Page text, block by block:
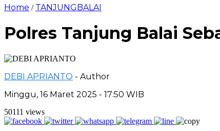
Home / TANJUNGBALAI
Polres Tanjung Balai
DEBI APRIANTO - Author
Minggu, 16 Maret 2025 - 17:50 WIB
50111 views